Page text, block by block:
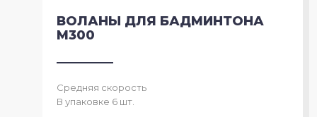
ВОЛАНЫ ДЛЯ БАДМИНТОНА
M300
Средняя скорость
В упаковке 6 шт.